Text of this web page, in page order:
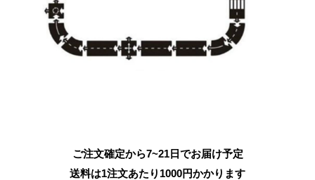
ご注文確定から7~21日でお届け予定
送料は1注文あたり 1000円かかります